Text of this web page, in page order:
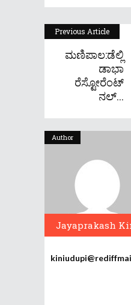
Previous Article
ಮಣಿಪಾಲ:ಡೆಲ್ಲಿ
ಡಾಭಾ
ರೆಸ್ಟೋರೆಂಟ್
ನಲ್...
Author
Jayaprakash